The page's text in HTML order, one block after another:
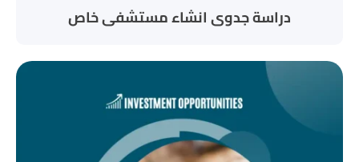
دراسة جدوى انشاء مستشفى خاص